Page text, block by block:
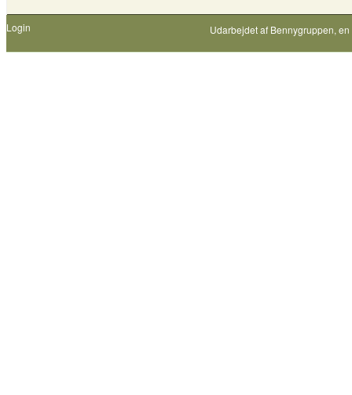
Login Udarbejdet af Bennygruppen,